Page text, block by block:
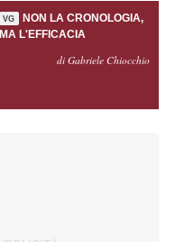
VG
NON LA CRONOLOGIA,
MA L'EFFICACIA
di Gabriele Chiocchio